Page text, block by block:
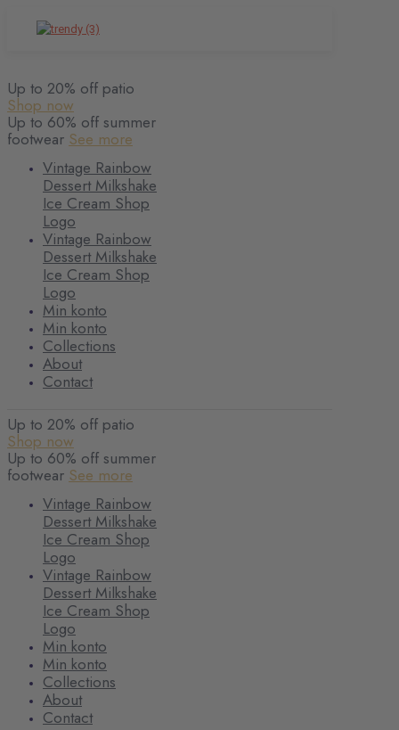
Up to 20% off patio
Shop now
Up to 60% off summer
footwear See more
Vintage Rainbow
Dessert Milkshake
Ice Cream Shop
Logo
Vintage Rainbow
Dessert Milkshake
Ice Cream Shop
Logo
Min konto
Min konto
Collections
About
Contact
Up to 20% off patio
Shop now
Up to 60% off summer
footwear See more
Vintage Rainbow
Dessert Milkshake
Ice Cream Shop
Logo
Vintage Rainbow
Dessert Milkshake
Ice Cream Shop
Logo
Min konto
Min konto
Collections
About
Contact